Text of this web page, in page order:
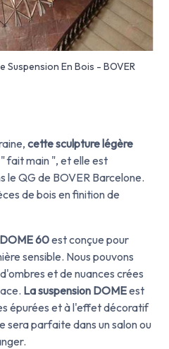
cette sculpture légère
fait main ", et elleest
le QG de BOVER Barcelone.
ces de bois en finition de
60est conçue pour
ère sensible. Nous pouvons
et de nuances crées
La suspension DOMEest
épurées et à l'effet décoratif
sera parfaite dans un salon ou
Suspension En Bois - BOVER